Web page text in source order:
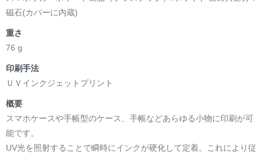
磁石(カバーに内蔵)
重さ
76 g
印刷手法
ＵＶインクジェットプリント
概要
スマホケースや手帳型のケース、手帳などあらゆる小物に印刷が可
能です。
UV光を照射することで瞬時にインクが硬化して定着。これにより従